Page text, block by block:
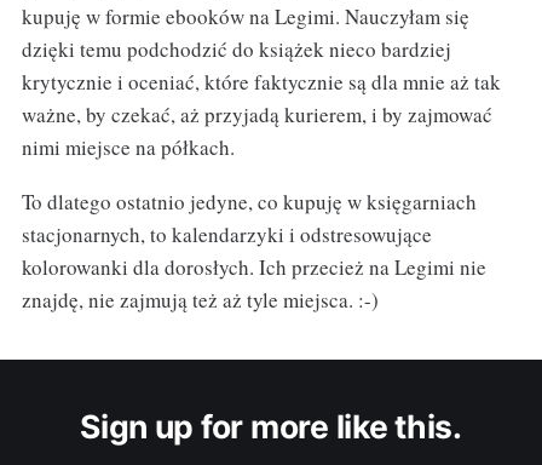
kupuję w formie ebooków na Legimi. Nauczyłam się
dzięki temu podchodzić do książek nieco bardziej
krytycznie i oceniać, które faktycznie są dla mnie aż tak
ważne, by czekać, aż przyjadą kurierem, i by zajmować
nimi miejsce na półkach.
To dlatego ostatnio jedyne, co kupuję w księgarniach
stacjonarnych, to kalendarzyki i odstresowujące
kolorowanki dla dorosłych. Ich przecież na Legimi nie
znajdę, nie zajmują też aż tyle miejsca. :-)
Sign up for more like this.